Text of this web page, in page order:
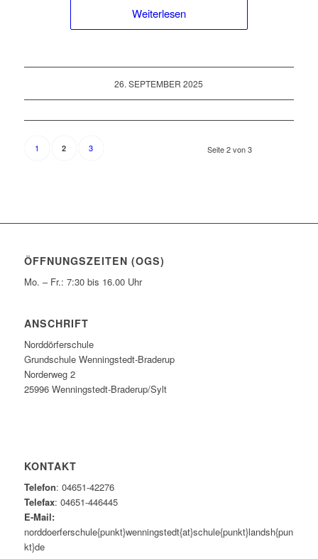
Weiterlesen
26. SEPTEMBER 2025
Seite 2 von 3
1 2 3
ÖFFNUNGSZEITEN (OGS)
Mo. – Fr.: 7:30 bis 16.00 Uhr
ANSCHRIFT
Norddörferschule
Grundschule Wenningstedt-Braderup
Norderweg 2
25996 Wenningstedt-Braderup/Sylt
KONTAKT
Telefon: 04651-42276
Telefax: 04651-446445
E-Mail:
norddoerferschule{punkt}wenningstedt{at}schule{punkt}landsh{pun
kt}de